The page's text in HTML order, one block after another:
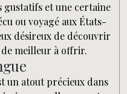
gustatifs et une certaine
ou voyagé aux États-
désireux de découvrir
de meilleur à offrir.
un atout précieux dans